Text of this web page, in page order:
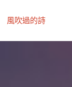
風吹過的詩